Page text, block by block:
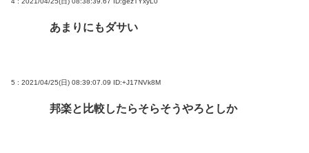
あまりにもダサい
5 : 2021/04/25(日) 08:39:07.09 ID:+J17NVk8M
邦楽と比較したらそらそうやろとしか